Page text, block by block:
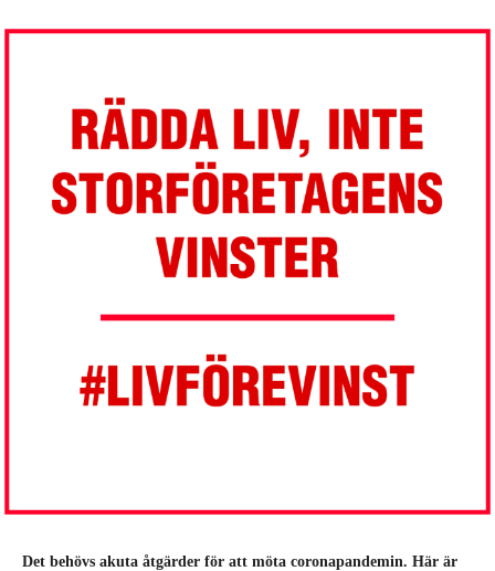
Det behövs akuta åtgärder för att möta coronapandemin. Här är